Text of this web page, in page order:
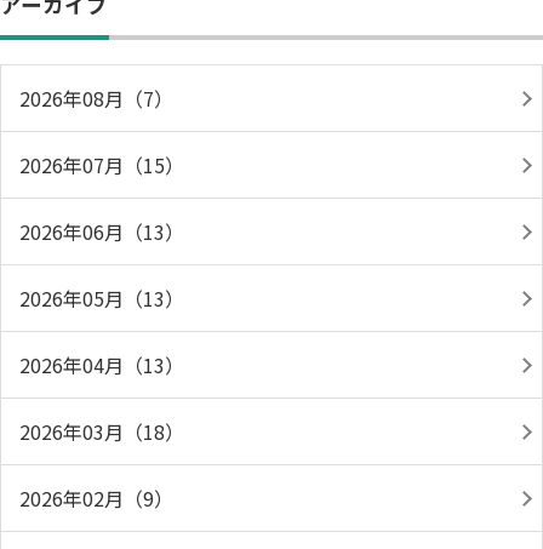
2026年08月（7）
2026年07月（15）
2026年06月（13）
2026年05月（13）
2026年04月（13）
2026年03月（18）
2026年02月（9）